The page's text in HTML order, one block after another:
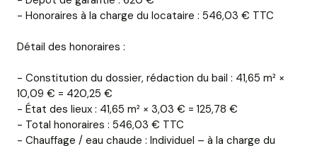
- Honoraires à la charge du locataire : 546,03 € TTC
Détail des honoraires :
- Constitution du dossier, rédaction du bail : 41,65 m² ×
10,09 € = 420,25 €
- État des lieux : 41,65 m² × 3,03 € = 125,78 €
- Total honoraires : 546,03 € TTC
- Chauffage / eau chaude : Individuel – à la charge du